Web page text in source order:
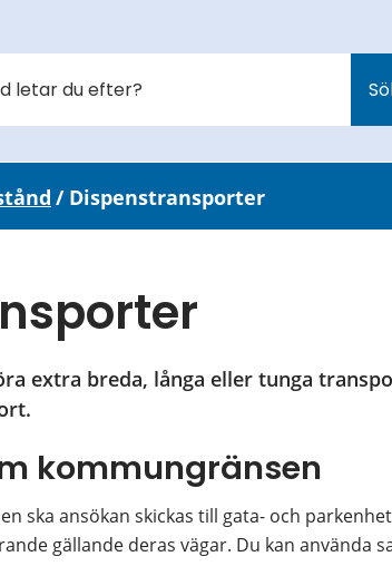
/ Dispenstransporter
extra breda, långa eller tunga
kommungränsen
ska ansökan skickas till gata- och
gällande deras vägar. Du kan använda